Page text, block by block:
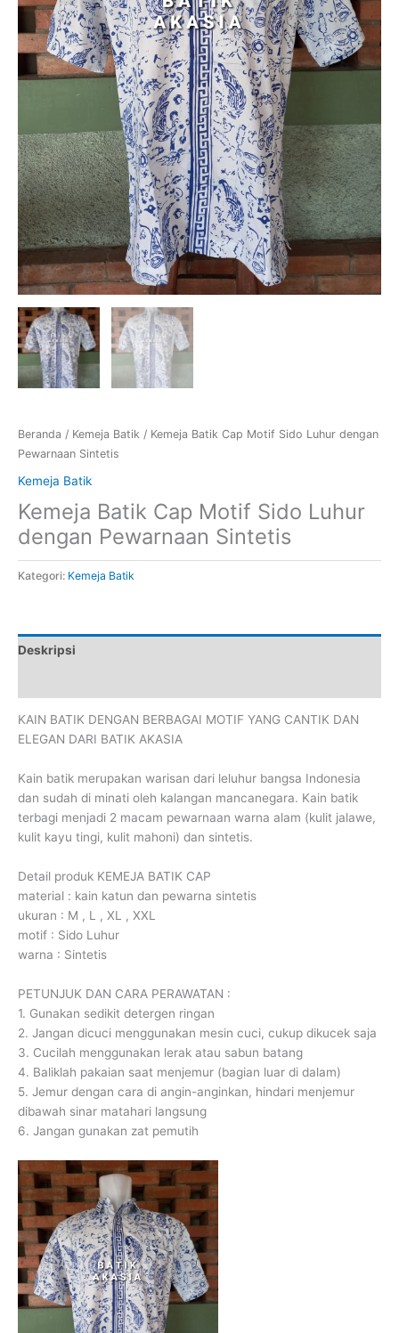
Beranda / Kemeja Batik / Kemeja Batik Cap Motif Sido Luhur dengan
Pewarnaan Sintetis
Kemeja Batik
Kemeja Batik Cap Motif Sido Luhur
dengan Pewarnaan Sintetis
Kategori: Kemeja Batik
Deskripsi
KAIN BATIK DENGAN BERBAGAI MOTIF YANG CANTIK DAN
ELEGAN DARI BATIK AKASIA
Kain batik merupakan warisan dari leluhur bangsa Indonesia
dan sudah di minati oleh kalangan mancanegara. Kain batik
terbagi menjadi 2 macam pewarnaan warna alam (kulit jalawe,
kulit kayu tingi, kulit mahoni) dan sintetis.
Detail produk KEMEJA BATIK CAP
material : kain katun dan pewarna sintetis
ukuran : M , L , XL , XXL
motif : Sido Luhur
warna : Sintetis
PETUNJUK DAN CARA PERAWATAN :
1. Gunakan sedikit detergen ringan
2. Jangan dicuci menggunakan mesin cuci, cukup dikucek saja
3. Cucilah menggunakan lerak atau sabun batang
4. Baliklah pakaian saat menjemur (bagian luar di dalam)
5. Jemur dengan cara di angin-anginkan, hindari menjemur
dibawah sinar matahari langsung
6. Jangan gunakan zat pemutih